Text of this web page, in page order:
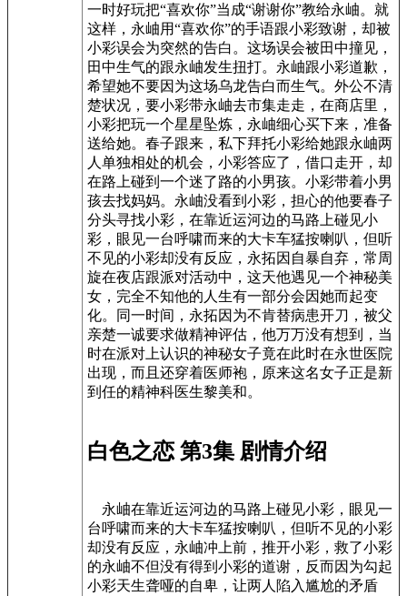
一时好玩把“喜欢你”当成“谢谢你”教给永岫。就
这样，永岫用“喜欢你”的手语跟小彩致谢，却被
小彩误会为突然的告白。这场误会被田中撞见，
田中生气的跟永岫发生扭打。永岫跟小彩道歉，
希望她不要因为这场乌龙告白而生气。外公不清
楚状况，要小彩带永岫去市集走走，在商店里，
小彩把玩一个星星坠炼，永岫细心买下来，准备
送给她。春子跟来，私下拜托小彩给她跟永岫两
人单独相处的机会，小彩答应了，借口走开，却
在路上碰到一个迷了路的小男孩。小彩带着小男
孩去找妈妈。永岫没看到小彩，担心的他要春子
分头寻找小彩，在靠近运河边的马路上碰见小
彩，眼见一台呼啸而来的大卡车猛按喇叭，但听
不见的小彩却没有反应，永拓因自暴自弃，常周
旋在夜店跟派对活动中，这天他遇见一个神秘美
女，完全不知他的人生有一部分会因她而起变
化。同一时间，永拓因为不肯替病患开刀，被父
亲楚一诚要求做精神评估，他万万没有想到，当
时在派对上认识的神秘女子竟在此时在永世医院
出现，而且还穿着医师袍，原来这名女子正是新
到任的精神科医生黎美和。
白色之恋 第3集 剧情介绍
永岫在靠近运河边的马路上碰见小彩，眼见一
台呼啸而来的大卡车猛按喇叭，但听不见的小彩
却没有反应，永岫冲上前，推开小彩，救了小彩
的永岫不但没有得到小彩的道谢，反而因为勾起
小彩天生聋哑的自卑，让两人陷入尴尬的矛盾